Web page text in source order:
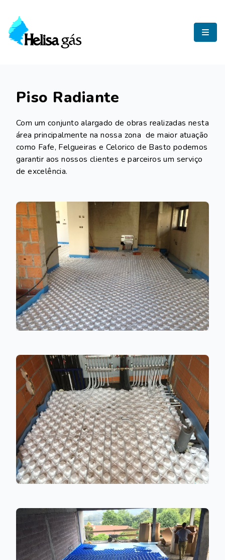
Helisa Gás
Piso Radiante
Com um conjunto alargado de obras realizadas nesta
área principalmente na nossa zona de maior atuação
como Fafe, Felgueiras e Celorico de Basto podemos
garantir aos nossos clientes e parceiros um serviço
de excelência.